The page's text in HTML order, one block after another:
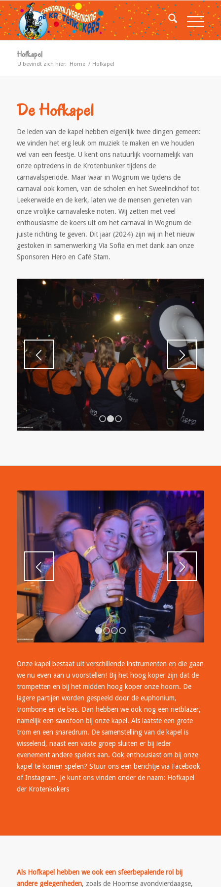
Hofkapel
U bevindt zich hier: Home / Hofkapel
De Hofkapel
De leden van de kapel hebben eigenlijk twee dingen gemeen:
we vinden het erg leuk om muziek te maken en we houden
wel van een feestje. U kent ons natuurlijk voornamelijk van
onze optredens in de Krotenbunker tijdens de
carnavalsperiode. Maar waar in Wognum we tijdens de
carnaval ook komen, van de scholen en het Sweelinckhof tot
Leekerweide en de kerk, laten we de mensen genieten van
onze vrolijke carnavaleske noten. Wij zetten met veel
enthousiasme de koers uit om het carnaval in Wognum de
juiste richting te geven. Dit jaar (2024) zijn wij in het nieuw
gestoken in samenwerking Via Sofia en met dank aan onze
Sponsoren Hero en Café Stam.
3
1 2 3 4
Onze kapel bestaat uit verschillende instrumenten en die gaan
we nu even aan u voorstellen! Bij het hoog koper zijn dat de
trompetten en bij het midden hoog koper onze hoorn. De
lagere partijen worden gespeeld door de euphonium,
trombone en de bas. Dan hebben we ook nog een rietblazer,
namelijk een saxofoon bij onze kapel. Als laatste een grote
trom en een snaredrum. De samenstelling van de kapel is
wisselend, naast een vaste groep sluiten er bij ieder
evenement andere spelers aan. Ook enthousiast om bij onze
kapel te komen spelen? Stuur ons een berichtje via Facebook
of Instagram. Je kunt ons vinden onder de naam: Hofkapel
der Krotenkokers
Als Hofkapel hebben we ook een sfeerbepalende rol bij
andere gelegenheden, zoals de Hoornse avondvierdaagse,